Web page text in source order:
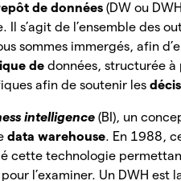
de données(DW ou
s’agit de l’ensemble des
sommes immergés, afin
dedonnées, structurée à
afin de soutenir les
intelligence(BI), un
data warehouse. En 1988,
cette technologie
l’examiner. Un DWH est